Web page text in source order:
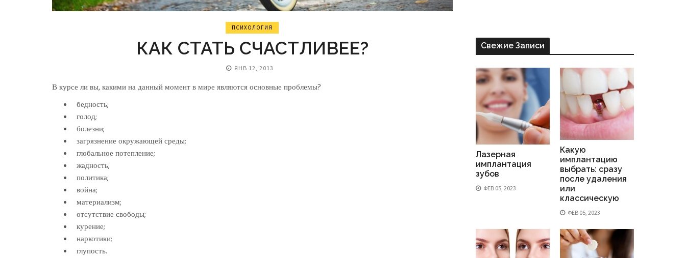
ПСИХОЛОГИЯ
КАК СТАТЬ СЧАСТЛИВЕЕ?
ЯНВ 12, 2013
В курсе ли вы, какими на данный момент в мире являются основные проблемы?
бедность;
голод;
болезни;
загрязнение окружающей среды;
глобальное потепление;
жадность;
политика;
война;
материализм;
отсутствие свободы;
курение;
наркотики;
глупость.
Свежие Записи
Лазерная
имплантация
зубов
ФЕВ 05, 2023
Какую
имплантацию
выбрать: сразу
после удаления
или
классическую
ФЕВ 05, 2023